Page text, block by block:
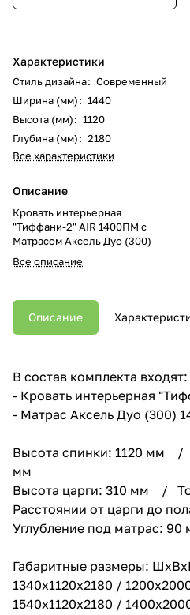
Характеристики
Стиль дизайна: Современный
Ширина (мм): 1440
Высота (мм): 1120
Глубина (мм): 2180
Все характеристики
Описание
Кровать интерьерная
"Тиффани-2" AIR 1400ПМ с
Матрасом Аксель Дуо (300)
Все описание
Описание
В состав комплекта входят:
- Кровать интерьерная
- Матрас Аксель Дуо (300)
Высота спинки: 1120 мм /
мм
Высота царги: 310 мм /
Расстоянии от царги до
Углубление под матрас: 90
Габаритные размеры:
1340х1120х2180 /
1540х1120х2180 /